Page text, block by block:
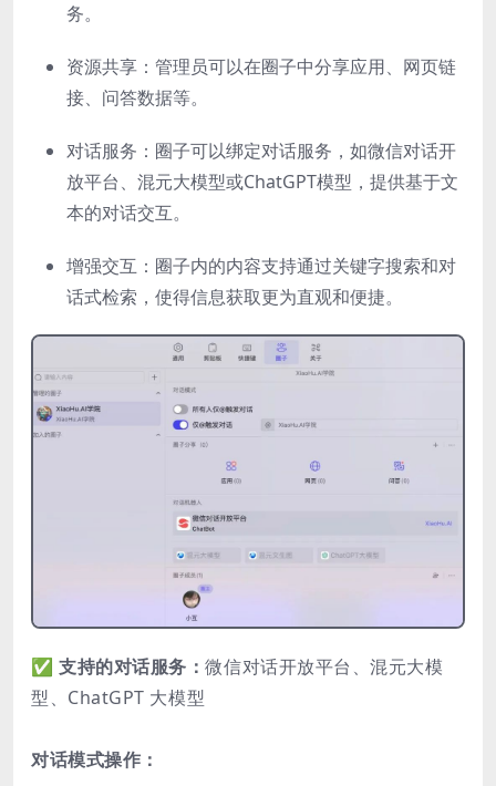
务。
资源共享：管理员可以在圈子中分享应用、网页链
接、问答数据等。
对话服务：圈子可以绑定对话服务，如微信对话开
放平台、混元大模型或ChatGPT模型，提供基于文
本的对话交互。
增强交互：圈子内的内容支持通过关键字搜索和对
话式检索，使得信息获取更为直观和便捷。
✅支持的对话服务：微信对话开放平台、混元大模
型、ChatGPT 大模型
对话模式操作：